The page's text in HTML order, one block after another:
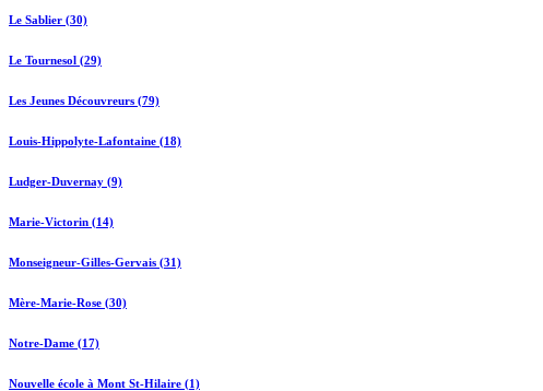
Le Sablier (30)
Le Tournesol (29)
Les Jeunes Découvreurs (79)
Louis-Hippolyte-Lafontaine (18)
Ludger-Duvernay (9)
Marie-Victorin (14)
Monseigneur-Gilles-Gervais (31)
Mère-Marie-Rose (30)
Notre-Dame (17)
Nouvelle école à Mont St-Hilaire (1)